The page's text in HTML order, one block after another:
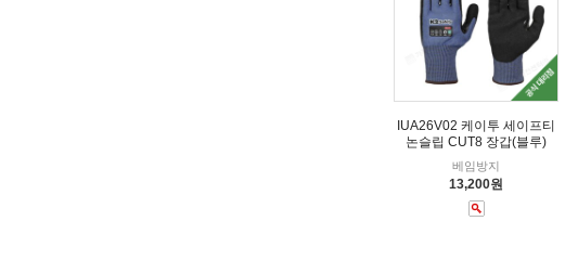
IUA26V02 케이투 세이프티
논슬립 CUT8 장갑(블루)
베임방지
13,200원